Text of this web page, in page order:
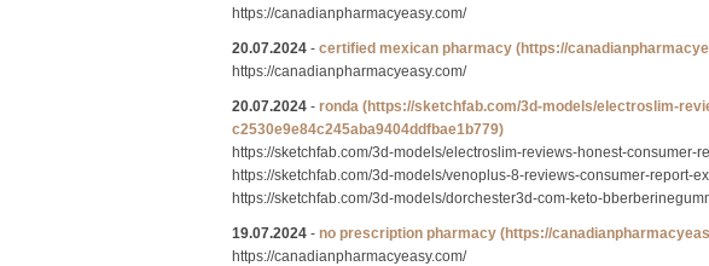
https://canadianpharmacyeasy.com/
20.07.2024 - certified mexican pharmacy (https://
https://canadianpharmacyeasy.com/
20.07.2024 - ronda (https://sketchfab.com/3d-models/electroslim-
c2530e9e84c245aba9404ddfbae1b779)
https://sketchfab.com/3d-models/electroslim-reviews-honest-
https://sketchfab.com/3d-models/venoplus-8-reviews-consumer-report-
https://sketchfab.com/3d-models/dorchester3d-com-keto-
19.07.2024 - no prescription pharmacy (https://
https://canadianpharmacyeasy.com/